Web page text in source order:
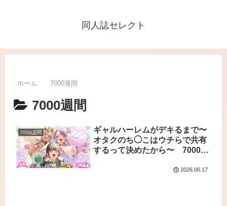
同人誌セレクト
ホーム 7000週間
7000週間
7000週間
ギャルハーレムがデキるまで〜
オタクのち◯こはウチらで共有
するって決めたから〜 7000週
2026.06.17